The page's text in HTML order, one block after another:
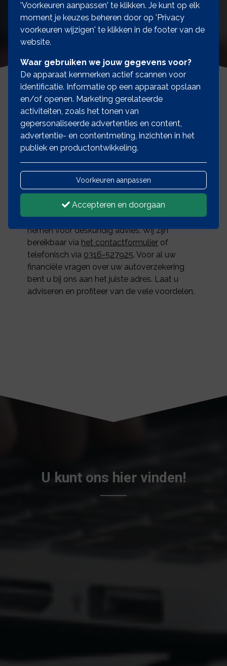
Informeer naar de
mogelijkheden voor de
juiste verzekering
financiële dienstenzijn voor iedereen
toegankelijk, dus aarzel niet om contact op te
nemen voor deskundig advies. Wij zijn
bereikbaar via het contactformulier of
telefonisch via 0316-527925. Voor al uw
financiële vragen over uw autoverzekering
bent u bij ons aan het juiste adres. Laat u
adviseren en profiteer van de vele voordelen.
U kunt ons hier vinden!
'Voorkeuren aanpassen' te klikken. Je kunt op elk
moment je keuzes beheren door op 'Privacy
voorkeuren wijzigen' te klikken in de footer van de
website.
Waar gebruiken we jouw gegevens voor?
De apparaat kenmerken actief scannen voor
identificatie. Informatie op een apparaat opslaan
en/of openen. Marketing gerelateerde
activiteiten, zoals het tonen van
gepersonaliseerde advertenties en content,
advertentie- en contentmeting, inzichten in het
publiek en productontwikkeling.
Voorkeuren aanpassen
Accepteren en doorgaan